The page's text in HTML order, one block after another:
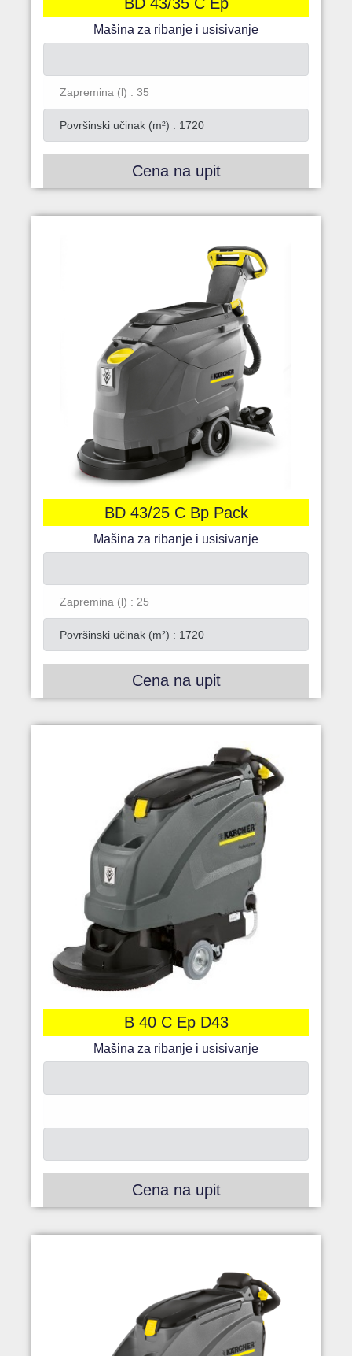
Mašina za ribanje i usisivanje
Zapremina (l) : 35
Površinski učinak (m²) : 1720
Cena na upit
BD 43/25 C Bp Pack
Mašina za ribanje i usisivanje
Zapremina (l) : 25
Površinski učinak (m²) : 1720
Cena na upit
B 40 C Ep D43
Mašina za ribanje i usisivanje
Cena na upit